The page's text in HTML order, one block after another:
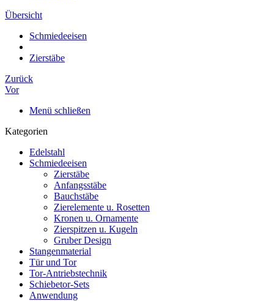
Übersicht
Schmiedeeisen
Zierstäbe
Zurück
Vor
Menü schließen
Kategorien
Edelstahl
Schmiedeeisen
Zierstäbe
Anfangsstäbe
Bauchstäbe
Zierelemente u. Rosetten
Kronen u. Ornamente
Zierspitzen u. Kugeln
Gruber Design
Stangenmaterial
Tür und Tor
Tor-Antriebstechnik
Schiebetor-Sets
Anwendung